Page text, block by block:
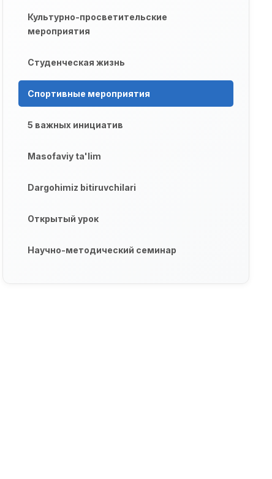
Культурно-просветительские
мероприятия
Студенческая жизнь
Спортивные мероприятия
5 важных инициатив
Masofaviy ta'lim
Dargohimiz bitiruvchilari
Открытый урок
Научно-методический семинар